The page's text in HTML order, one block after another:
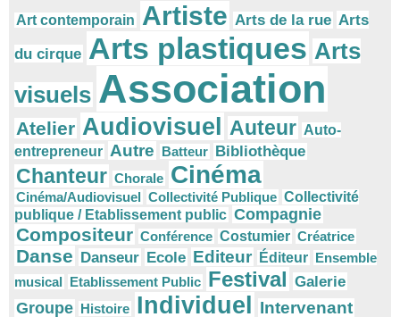
Art contemporain Artiste Arts de la rue Arts
du cirque Arts plastiques Arts
visuels Association
Atelier Audiovisuel Auteur Auto-
entrepreneur Autre Batteur Bibliothèque
Chanteur Chorale Cinéma
Cinéma/Audiovisuel Collectivité Publique Collectivité
publique / Etablissement public Compagnie
Compositeur Conférence Costumier Créatrice
Danse Danseur Ecole Editeur Éditeur Ensemble
musical Etablissement Public Festival Galerie
Groupe Histoire Individuel Intervenant